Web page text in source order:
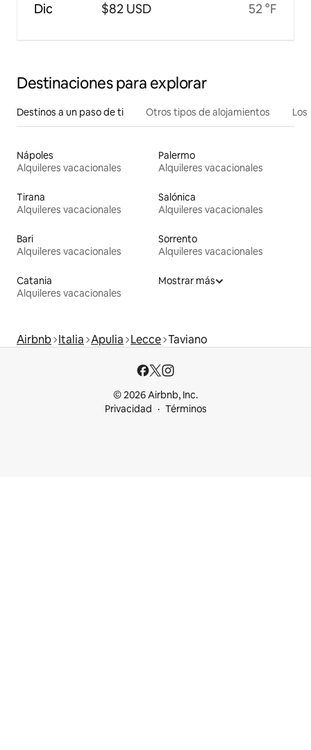
Dic $82 USD 52 °F
Destinaciones para explorar
Destinos a un paso de ti Otros tipos de alojamientos
Nápoles
Alquileres vacacionales
Palermo
Alquileres vacacionales
Tirana
Alquileres vacacionales
Salónica
Alquileres vacacionales
Bari
Alquileres vacacionales
Sorrento
Alquileres vacacionales
Catania
Alquileres vacacionales
Mostrar más
Airbnb Italia Apulia Lecce Taviano
© 2026 Airbnb, Inc.
Privacidad
Términos